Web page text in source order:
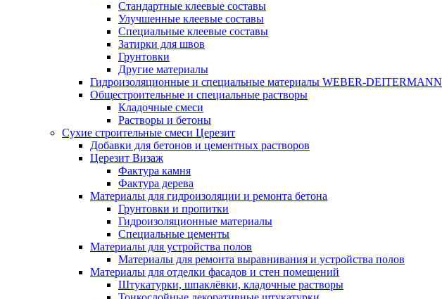
Стандартные клеевые составы
Улучшенные клеевые составы
Специальные клеевые составы
Затирки для швов
Грунтовки
Другие материалы
Гидроизоляционные и специальные материалы WEBER-DEITERMANN
Общестроительные и специальные растворы
Кладочные смеси
Растворы и бетоны
Сухие строительные смеси Церезит
Добавки для бетонов и цементных растворов
Церезит Визаж
Фактура камня
Фактура дерева
Материалы для гидроизоляции и ремонта бетона
Грунтовки и пропитки
Гидроизоляционные материалы
Специальные цементы
Материалы для устройства полов
Материалы для ремонта выравнивания и устройства полов
Материалы для отделки фасадов и стен помещений
Штукатурки, шпаклёвки, кладочные растворы